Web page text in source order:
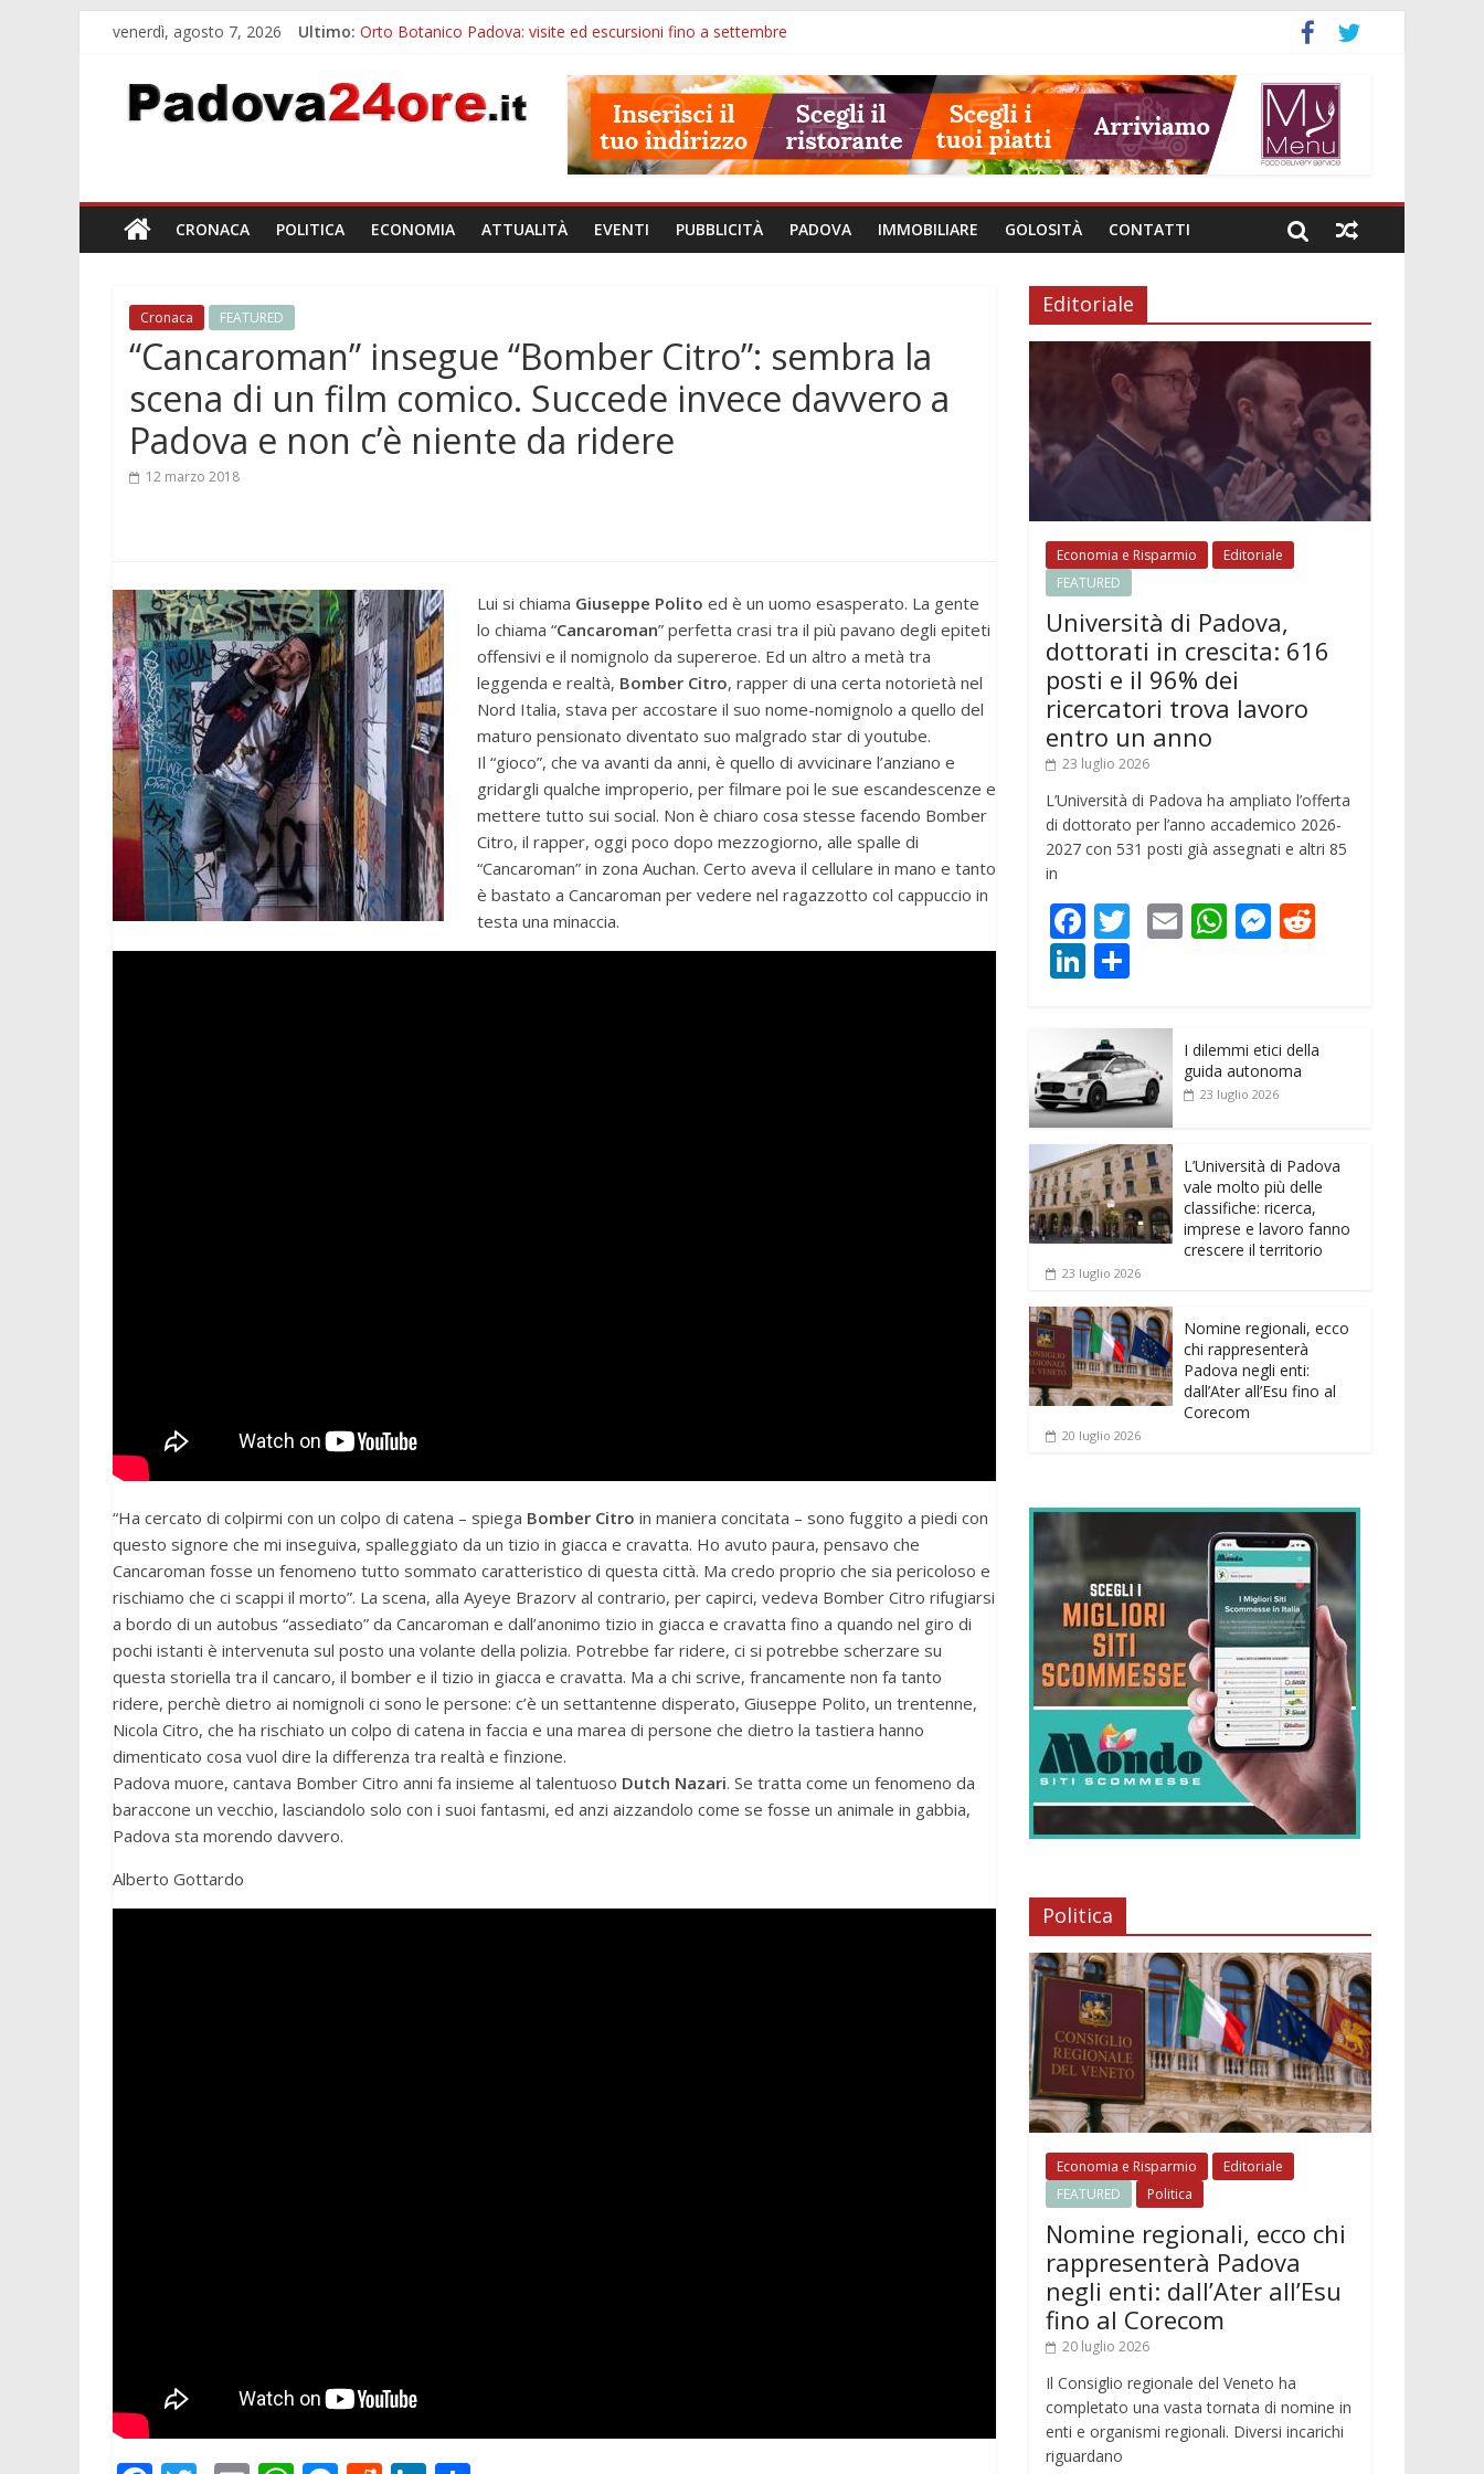
venerdì, agosto 7, 2026 Ultimo: Orto Botanico Padova: visite ed escursioni fino a settembre
Notizie di Padova alle ore 10: arresto, fermata Busitalia e tregua dal caldo
Slow Looking agli Eremitani: un’ora per osservare davvero un’opera
Notizie di Padova alle ore 21: lavoratore morto, credito sul gasolio e IA nei Comuni
CRONACA POLITICA ECONOMIA ATTUALITÀ EVENTI PUBBLICITÀ PADOVA IMMOBILIARE GOLOSITÀ CONTATTI
Cronaca FEATURED
“Cancaroman” insegue “Bomber Citro”: sembra la
scena di un film comico. Succede invece davvero a
Padova e non c’è niente da ridere
12 marzo 2018
Lui si chiama Giuseppe Polito ed è un uomo esasperato. La gente
lo chiama “Cancaroman” perfetta crasi tra il più pavano degli epiteti
offensivi e il nomignolo da supereroe. Ed un altro a metà tra
leggenda e realtà, Bomber Citro, rapper di una certa notorietà nel
Nord Italia, stava per accostare il suo nome-nomignolo a quello del
maturo pensionato diventato suo malgrado star di youtube.
Il “gioco”, che va avanti da anni, è quello di avvicinare l’anziano e
gridargli qualche improperio, per filmare poi le sue escandescenze e
mettere tutto sui social. Non è chiaro cosa stesse facendo Bomber
Citro, il rapper, oggi poco dopo mezzogiorno, alle spalle di
“Cancaroman” in zona Auchan. Certo aveva il cellulare in mano e tanto
è bastato a Cancaroman per vedere nel ragazzotto col cappuccio in
testa una minaccia.
“Ha cercato di colpirmi con un colpo di catena – spiega Bomber Citro in maniera concitata – sono fuggito a piedi con
questo signore che mi inseguiva, spalleggiato da un tizio in giacca e cravatta. Ho avuto paura, pensavo che
Cancaroman fosse un fenomeno tutto sommato caratteristico di questa città. Ma credo proprio che sia pericoloso e
rischiamo che ci scappi il morto”. La scena, alla Ayeye Brazorv al contrario, per capirci, vedeva Bomber Citro rifugiarsi
a bordo di un autobus “assediato” da Cancaroman e dall’anonimo tizio in giacca e cravatta fino a quando nel giro di
pochi istanti è intervenuta sul posto una volante della polizia. Potrebbe far ridere, ci si potrebbe scherzare su
questa storiella tra il cancaro, il bomber e il tizio in giacca e cravatta. Ma a chi scrive, francamente non fa tanto
ridere, perchè dietro ai nomignoli ci sono le persone: c’è un settantenne disperato, Giuseppe Polito, un trentenne,
Nicola Citro, che ha rischiato un colpo di catena in faccia e una marea di persone che dietro la tastiera hanno
dimenticato cosa vuol dire la differenza tra realtà e finzione.
Padova muore, cantava Bomber Citro anni fa insieme al talentuoso Dutch Nazari. Se tratta come un fenomeno da
baraccone un vecchio, lasciandolo solo con i suoi fantasmi, ed anzi aizzandolo come se fosse un animale in gabbia,
Padova sta morendo davvero.
Alberto Gottardo
Editoriale
Economia e Risparmio
Editoriale
FEATURED
Università di Padova,
dottorati in crescita: 616
posti e il 96% dei
ricercatori trova lavoro
entro un anno
23 luglio 2026
L’Università di Padova ha ampliato l’offerta
di dottorato per l’anno accademico 2026-
2027 con 531 posti già assegnati e altri 85
in
F
ac
e
b
o
o
k
T
er
E W
A
p
M
n
g
t
Li
k
e
dI
n
n
di
vi
di
I dilemmi etici della
guida autonoma
23 luglio 2026
L’Università di Padova
vale molto più delle
classifiche: ricerca,
imprese e lavoro fanno
crescere il territorio
23 luglio 2026
Nomine regionali, ecco
chi rappresenterà
Padova negli enti:
dall’Ater all’Esu fino al
Corecom
20 luglio 2026
Politica
Economia e Risparmio
Editoriale
FEATURED
Politica
Nomine regionali, ecco chi
rappresenterà Padova
negli enti: dall’Ater all’Esu
fino al Corecom
20 luglio 2026
Il Consiglio regionale del Veneto ha
completato una vasta tornata di nomine in
enti e organismi regionali. Diversi incarichi
riguardano